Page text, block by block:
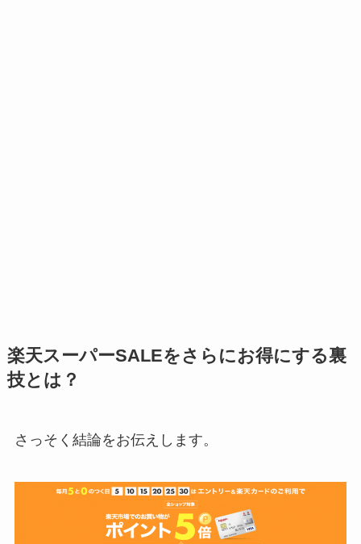
楽天スーパーSALEをさらにお得にする裏
技とは？
さっそく結論をお伝えします。